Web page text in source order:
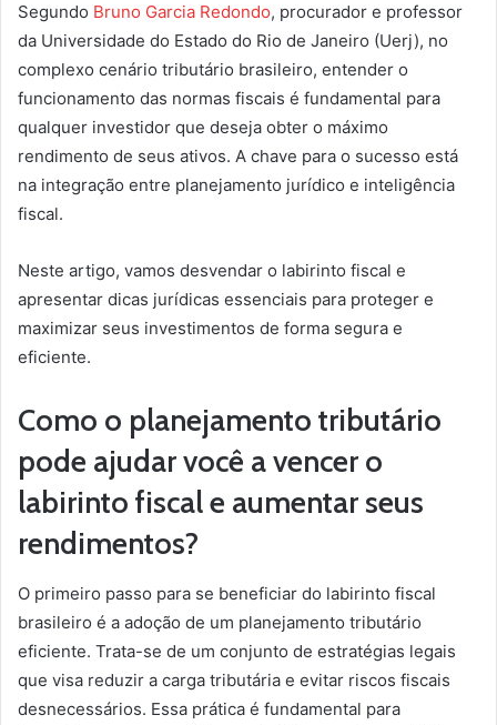
Segundo Bruno Garcia Redondo, procurador e professor
da Universidade do Estado do Rio de Janeiro (Uerj), no
complexo cenário tributário brasileiro, entender o
funcionamento das normas fiscais é fundamental para
qualquer investidor que deseja obter o máximo
rendimento de seus ativos. A chave para o sucesso está
na integração entre planejamento jurídico e inteligência
fiscal.
Neste artigo, vamos desvendar o labirinto fiscal e
apresentar dicas jurídicas essenciais para proteger e
maximizar seus investimentos de forma segura e
eficiente.
Como o planejamento tributário
pode ajudar você a vencer o
labirinto fiscal e aumentar seus
rendimentos?
O primeiro passo para se beneficiar do labirinto fiscal
brasileiro é a adoção de um planejamento tributário
eficiente. Trata-se de um conjunto de estratégias legais
que visa reduzir a carga tributária e evitar riscos fiscais
desnecessários. Essa prática é fundamental para